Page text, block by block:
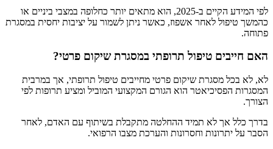
לפי המידע הקיים ב-2025, הוא מתאים יותר כחלופה במצבי ביניים או
כהמשך טיפול לאחר אשפוז, כאשר ניתן לשמור על יציבות יחסית במסגרת
פתוחה.
האם חייבים טיפול תרופתי במסגרת שיקום פרטי?
לא, לא בכל מסגרת שיקום פרטי מחייבים טיפול תרופתי, אך במרבית
המסגרות הפסיכיאטר הוא הגורם המקצועי המוביל ומציע תרופות לפי
הצורך.
בדרך כלל אך לא תמיד ההחלטה מתקבלת בשיתוף עם האדם, לאחר
הסבר על יתרונות וחסרונות והערכת מצבו הרפואי.